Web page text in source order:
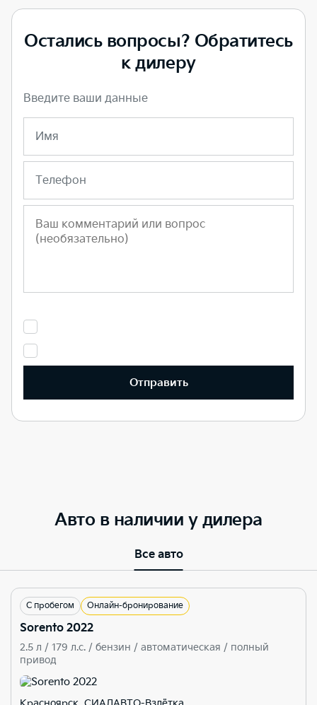
Остались вопросы? Обратитесь
к дилеру
Введите ваши данные
Имя
Телефон
Отправить
Авто в наличии у дилера
Все авто
С пробегом Онлайн-бронирование
Sorento 2022
2.5 л / 179 л.c. / бензин / автоматическая / полный
привод